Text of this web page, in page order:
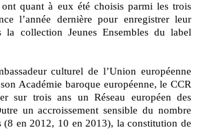
quant à eux été choisis parmi les trois
l’année dernière pour enregistrer leur
la collection Jeunes Ensembles du label
culturel de l’Union européenne
Académie baroque européenne, le CCR
sur trois ans un Réseau européen des
un accroissement sensible du nombre
(8 en 2012, 10 en 2013), la constitution de